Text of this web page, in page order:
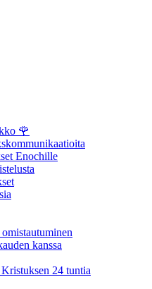
🌹
Enochille
kanssa
24 tuntia